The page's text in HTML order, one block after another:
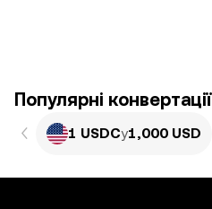
Популярні конвертації
1 USDCу1,000 USD